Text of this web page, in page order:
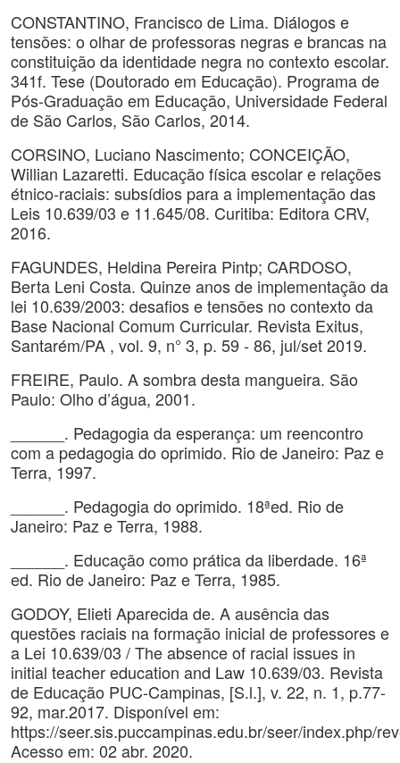
CONSTANTINO, Francisco de Lima. Diálogos e
tensões: o olhar de professoras negras e brancas na
constituição da identidade negra no contexto escolar.
341f. Tese (Doutorado em Educação). Programa de
Pós-Graduação em Educação, Universidade Federal
de São Carlos, São Carlos, 2014.
CORSINO, Luciano Nascimento; CONCEIÇÃO,
Willian Lazaretti. Educação física escolar e relações
étnico-raciais: subsídios para a implementação das
Leis 10.639/03 e 11.645/08. Curitiba: Editora CRV,
2016.
FAGUNDES, Heldina Pereira Pintp; CARDOSO,
Berta Leni Costa. Quinze anos de implementação da
lei 10.639/2003: desafios e tensões no contexto da
Base Nacional Comum Curricular. Revista Exitus,
Santarém/PA , vol. 9, n° 3, p. 59 - 86, jul/set 2019.
FREIRE, Paulo. A sombra desta mangueira. São
Paulo: Olho d’água, 2001.
______. Pedagogia da esperança: um reencontro
com a pedagogia do oprimido. Rio de Janeiro: Paz e
Terra, 1997.
______. Pedagogia do oprimido. 18ªed. Rio de
Janeiro: Paz e Terra, 1988.
______. Educação como prática da liberdade. 16ª
ed. Rio de Janeiro: Paz e Terra, 1985.
GODOY, Elieti Aparecida de. A ausência das
questões raciais na formação inicial de professores e
a Lei 10.639/03 / The absence of racial issues in
initial teacher education and Law 10.639/03. Revista
de Educação PUC-Campinas, [S.l.], v. 22, n. 1, p.77-
92, mar.2017. Disponível em:
https://seer.sis.puccampinas.edu.br/seer/index.php/
Acesso em: 02 abr. 2020.